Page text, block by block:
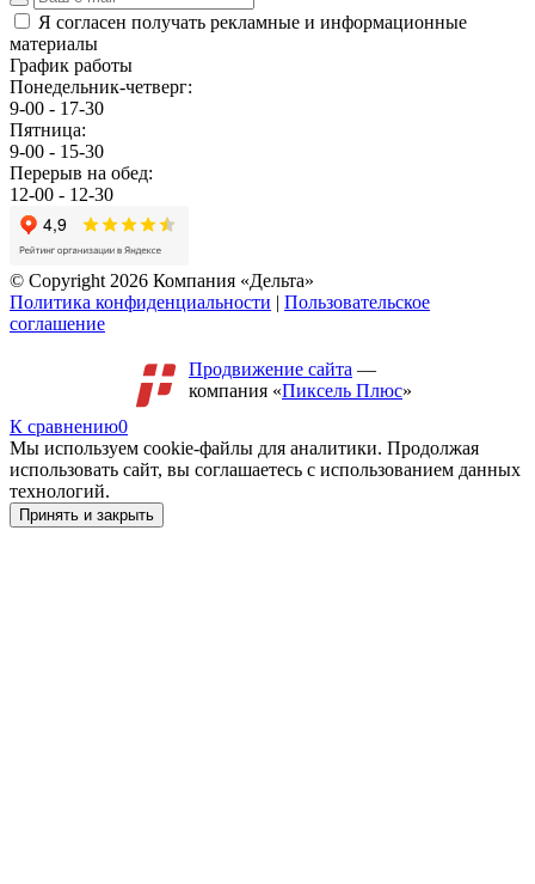
Я согласен получать рекламные и информационные
материалы
График работы
Понедельник-четверг:
9-00 - 17-30
Пятница:
9-00 - 15-30
Перерыв на обед:
12-00 - 12-30
© Copyright 2026 Компания «Дельта»
Политика конфиденциальности | Пользовательское
соглашение
Продвижение сайта —
компания «Пиксель Плюс»
К сравнению0
Мы используем cookie-файлы для аналитики. Продолжая
использовать сайт, вы соглашаетесь с использованием данных
технологий.
Принять и закрыть